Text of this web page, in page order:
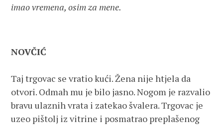
imao vremena, osim za mene.
NOVČIĆ
Taj trgovac se vratio kući. Žena nije htjela da
otvori. Odmah mu je bilo jasno. Nogom je razvalio
bravu ulaznih vrata i zatekao švalera. Trgovac je
uzeo pištolj iz vitrine i posmatrao preplašenog